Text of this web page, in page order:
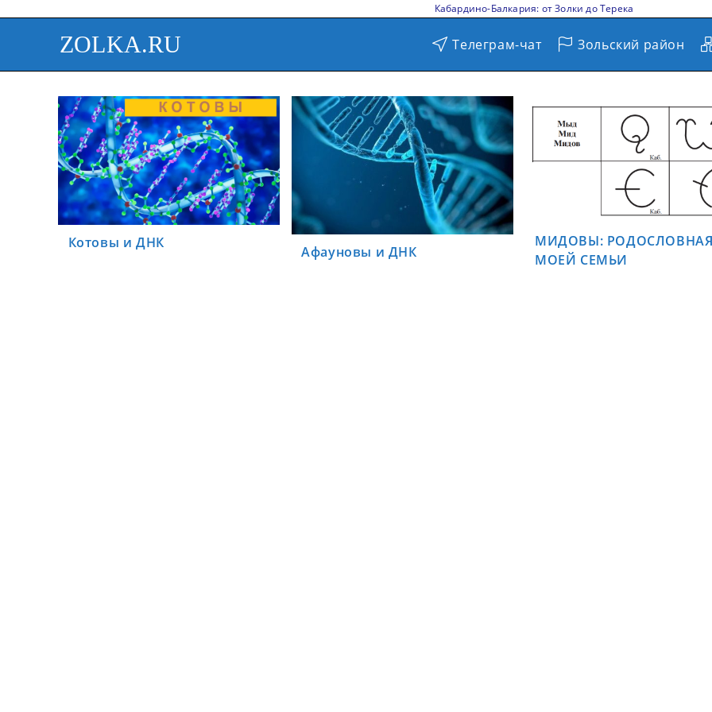
Кабардино-Балкария: от Золки до Терека
ZOLKA.RU Телеграм-чат Зольский район
Котовы и ДНК
Афауновы и ДНК
МИДОВЫ:
МОЕЙ СЕМЬИ